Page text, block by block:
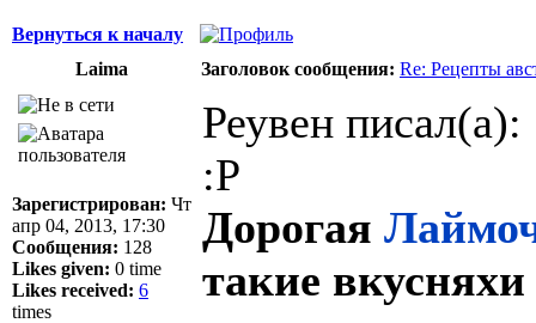
Вернуться к началу
Laima
Заголовок сообщения: Re: Рецепты
Зарегистрирован: Чт
апр 04, 2013, 17:30
Сообщения: 128
Likes given: 0 time
Likes received: 6
times
Реувен писал(а):
:P
Дорогая
такие вкусняхи